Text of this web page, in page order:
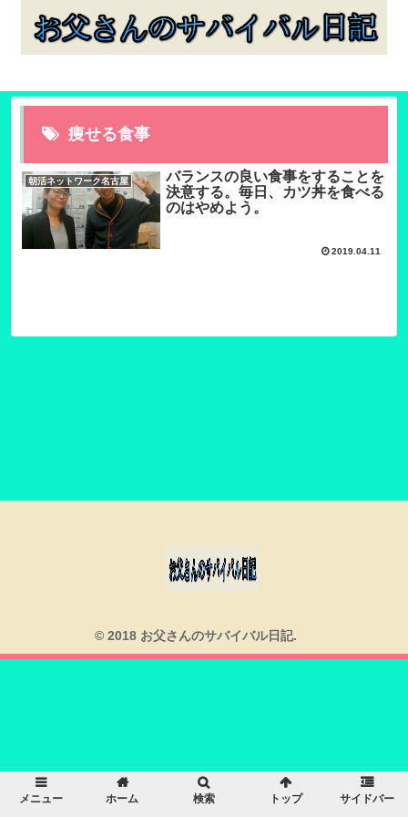
痩せる食事
朝活ネットワーク名古屋
バランスの良い食事をすることを
決意する。毎日、カツ丼を食べる
のはやめよう。
2019.04.11
© 2018 お父さんのサバイバル日記.
メニュー ホーム 検索 トップ サイドバー